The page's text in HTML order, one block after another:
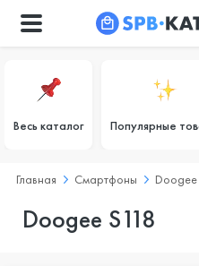
Весь каталог Популярные
Главная Смартфоны Doogee
Doogee S118